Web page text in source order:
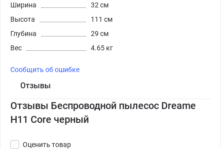
Ширина
32 см
Высота
111 см
Глубина
29 см
Вес
4.65 кг
Сообщить об ошибке
Отзывы
Отзывы Беспроводной пылесос Dreame
H11 Core черный
Оценить товар